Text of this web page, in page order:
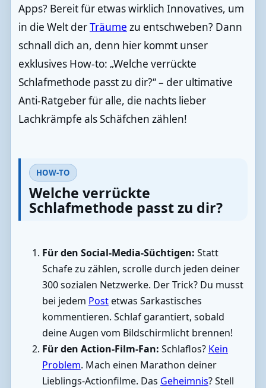
Apps? Bereit für etwas wirklich Innovatives, um
in die Welt derTräume zu entschweben? Dann
schnall dich an, denn hier kommt unser
exklusives How-to: „Welche verrückte
Schlafmethode passt zu dir?“ – der ultimative
Anti-Ratgeber für alle, die nachts lieber
Lachkrämpfe als Schäfchen zählen!
HOW-TO
Welche verrückte
Schlafmethode passt zu dir?
Für den Social-Media-Süchtigen: Statt
Schafe zu zählen, scrolle durch jeden deiner
300 sozialen Netzwerke. Der Trick? Du musst
bei jedem Postetwas Sarkastisches
kommentieren. Schlaf garantiert, sobald
deine Augen vom Bildschirmlicht brennen!
Für den Action-Film-Fan: Schlaflos? Kein
Problem. Mach einen Marathon deiner
Lieblings-Actionfilme. Das Geheimnis? Stell